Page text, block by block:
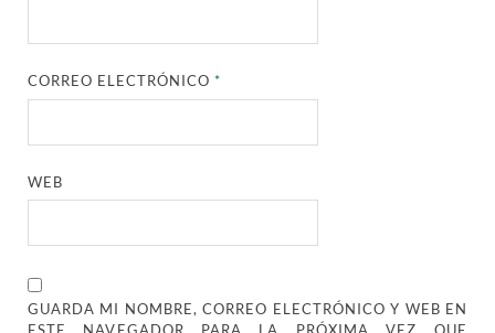
CORREO ELECTRÓNICO*
WEB
GUARDA MI NOMBRE, CORREO ELECTRÓNICO Y WEB EN